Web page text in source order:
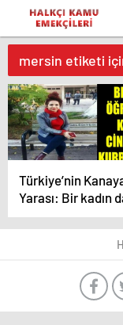
mersin etiketi
Türkiye’nin
Yarası: Bir kadın
sokak ortasında
öldürüldü!